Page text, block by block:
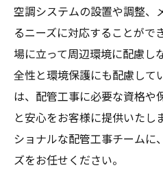
空調システムの設置や調整、
るニーズに対応することがで
場に立って周辺環境に配慮し
全性と環境保護にも配慮して
は、配管工事に必要な資格や
と安心をお客様に提供いたし
ショナルな配管工事チームに
ズをお任せください。